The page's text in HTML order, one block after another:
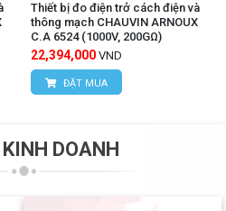
Thiết bị đo điện trở cách điện và
thông mạch CHAUVIN ARNOUX
C.A 6524 (1000V, 200GΩ)
22,394,000 VND
ĐẶT MUA
DOANH